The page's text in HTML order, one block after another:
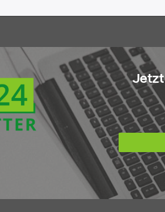
Jetzt